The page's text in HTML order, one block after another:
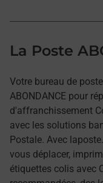
La Poste
Votre bureau de
ABONDANCE pour
d'affranchissement
avec les solutions
Postale. Avec
vous déplacer,
étiquettes colis avec